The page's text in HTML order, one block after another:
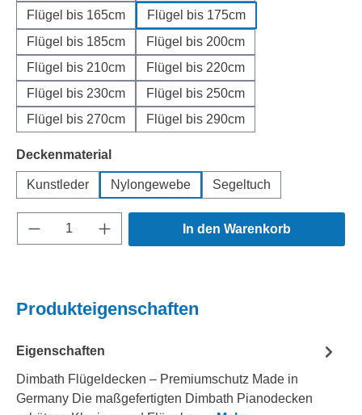
Flügel bis 165cm
Flügel bis 175cm
Flügel bis 185cm
Flügel bis 200cm
Flügel bis 210cm
Flügel bis 220cm
Flügel bis 230cm
Flügel bis 250cm
Flügel bis 270cm
Flügel bis 290cm
Deckenmaterialauswählen
Kunstleder Nylongewebe Segeltuch
Produkt Anzahl: Gib den gewünschten
In den Warenkorb
Produkteigenschaften
Eigenschaften
Dimbath Flügeldecken – Premiumschutz Made in
Germany Die maßgefertigten Dimbath Pianodecken